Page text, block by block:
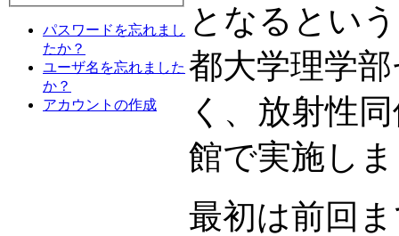
パスワードを忘れまし
たか？
ユーザ名を忘れました
か？
アカウントの作成
となるとい
都大学理学
く、放射性
館で実施し
最初は前回